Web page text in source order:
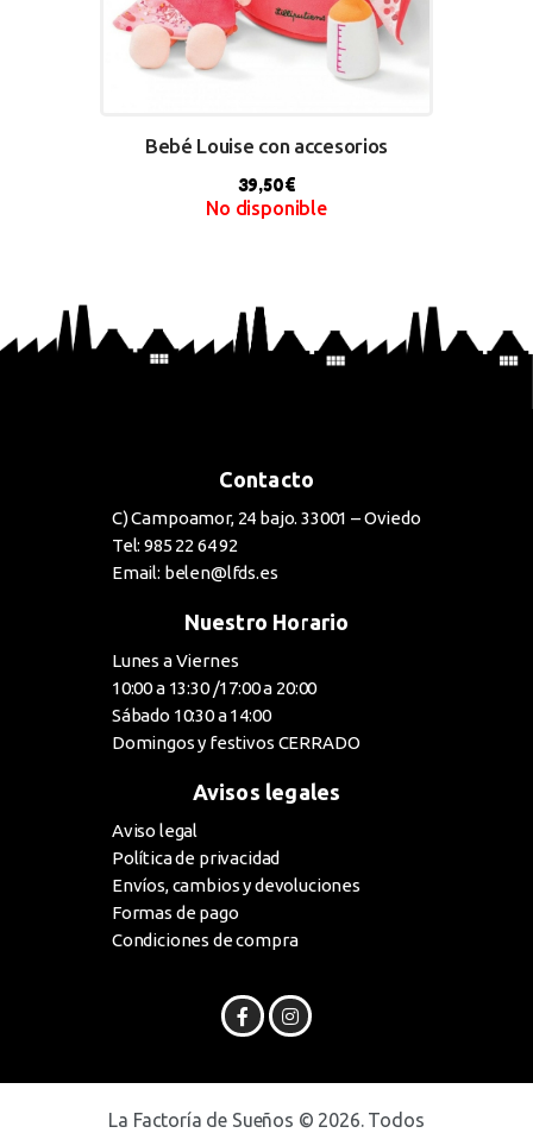
Bebé Louise con accesorios
39,50€
No disponible
Contacto
C) Campoamor, 24 bajo. 33001 – Oviedo
Tel: 985 22 64 92
Email: belen@lfds.es
Nuestro Horario
Lunes a Viernes
10:00 a 13:30 /17:00 a 20:00
Sábado 10:30 a 14:00
Domingos y festivos CERRADO
Avisos legales
Aviso legal
Política de privacidad
Envíos, cambios y devoluciones
Formas de pago
Condiciones de compra
La Factoría de Sueños © 2026. Todos